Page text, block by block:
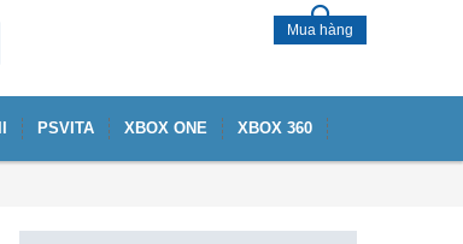
Mua hàng
PSVITA XBOX ONE XBOX 360